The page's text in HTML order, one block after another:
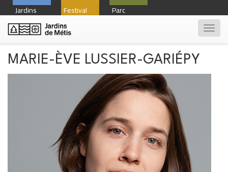
Jardins Festival Parc
MARIE-ÈVE LUSSIER-GARIÉPY